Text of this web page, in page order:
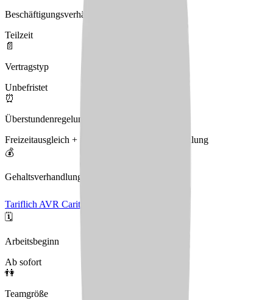
Beschäftigungsverhältnis
Teilzeit
📄
Vertragstyp
Unbefristet
⏰
Überstundenregelung
Freizeitausgleich + Einspringprämie + Ausbezahlung
💰
Gehaltsverhandlungen
Tariflich AVR Caritas
🗓️
Arbeitsbeginn
Ab sofort
👫
Teamgröße